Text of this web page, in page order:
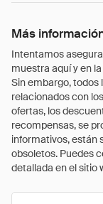
Más
Intentamos
muestra aquí y en
Sin embargo, todos
relacionados con
ofertas, los
recompensas, se
informativos, están
obsoletos. Puedes
detallada en el sitio